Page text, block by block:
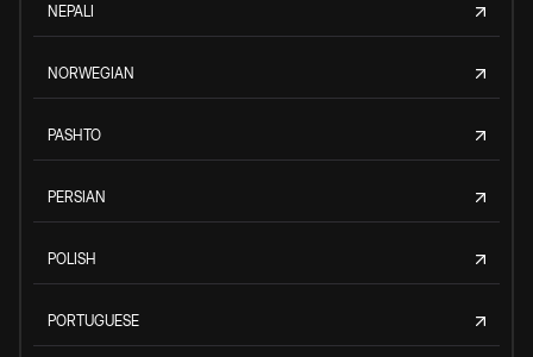
NEPALI
NORWEGIAN
PASHTO
PERSIAN
POLISH
PORTUGUESE